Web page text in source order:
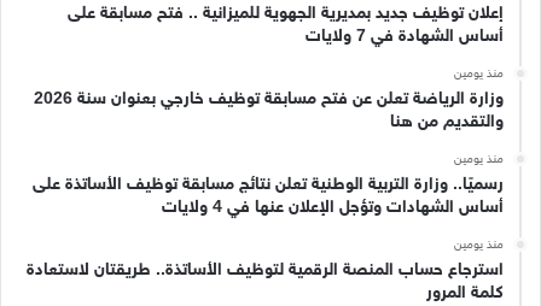
إعلان توظيف جديد بمديرية الجهوية للميزانية .. فتح مسابقة على
أساس الشهادة في 7 ولايات
منذ يومين
وزارة الرياضة تعلن عن فتح مسابقة توظيف خارجي بعنوان سنة 2026
والتقديم من هنا
منذ يومين
رسميًا.. وزارة التربية الوطنية تعلن نتائج مسابقة توظيف الأساتذة على
أساس الشهادات وتؤجل الإعلان عنها في 4 ولايات
منذ يومين
استرجاع حساب المنصة الرقمية لتوظيف الأساتذة.. طريقتان لاستعادة
كلمة المرور